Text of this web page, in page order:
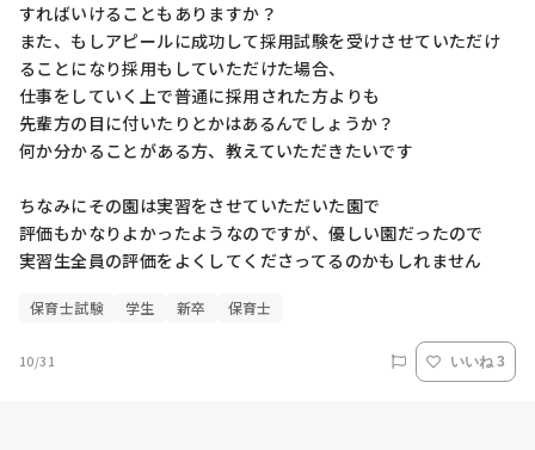
すればいけることもありますか？
また、もしアピールに成功して採用試験を受けさせていただけ
ることになり採用もしていただけた場合、
仕事をしていく上で普通に採用された方よりも
先輩方の目に付いたりとかはあるんでしょうか？
何か分かることがある方、教えていただきたいです
ちなみにその園は実習をさせていただいた園で
評価もかなりよかったようなのですが、優しい園だったので
実習生全員の評価をよくしてくださってるのかもしれません
保育士試験 学生 新卒 保育士
10/31 いいね 3